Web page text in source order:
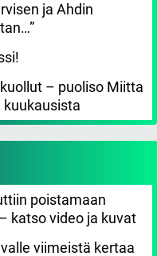
ja Ahdin
– puoliso Miitta
poistamaan
katso video ja kuvat
viimeistä kertaa